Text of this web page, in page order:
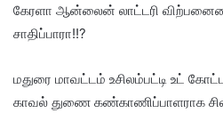
கேரளா ஆன்லைன் லாட்டரி விற்பனையை
சாதிப்பாரா!!?
மதுரை மாவட்டம் உசிலம்பட்டி உட்
காவல் துணை கண்காணிப்பாளராக சில